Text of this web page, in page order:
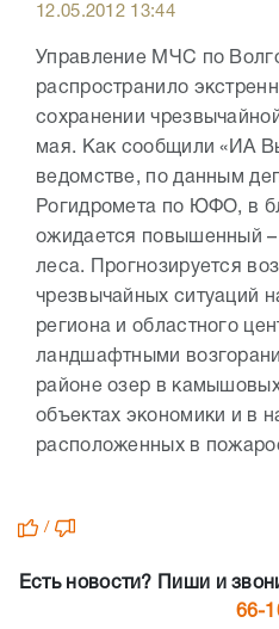
12.05.2012 13:44
Управление МЧС по
распространило
сохранении
мая. Как сообщили «ИА
ведомстве, по данным
Рогидромета по ЮФО, в
ожидается повышенный –
леса. Прогнозируется
чрезвычайных ситуаций
региона и областного
ландшафтными
районе озер в
объектах экономики и в
расположенных в
/
Есть новости? Пиши и
66-